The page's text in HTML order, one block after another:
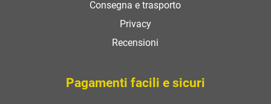
Consegna e trasporto
Privacy
Recensioni
Pagamenti facili e sicuri